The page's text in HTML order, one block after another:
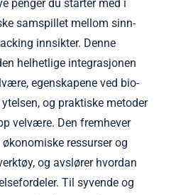
penger du starter med i
samspillet mellom sinn-
innsikter. Denne
helhetlige integrasjonen
egenskapene ved bio-
og praktiske metoder
velvære. Den fremhever
ressurser og
og avslører hvordan
Til syvende og